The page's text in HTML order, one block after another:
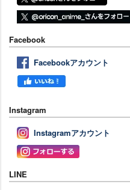
Facebook
Facebookアカウント
Instagram
Instagramアカウント
LINE